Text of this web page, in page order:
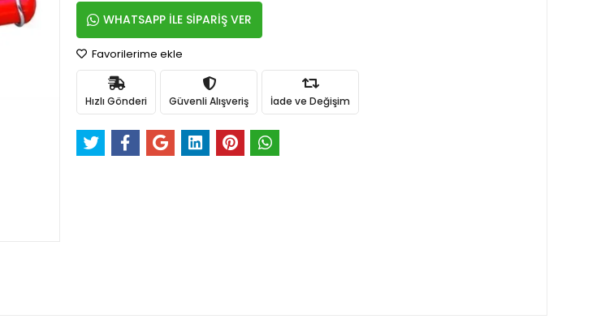
WHATSAPP İLE SİPARİŞ VER
Favorilerime ekle
Hızlı Gönderi Güvenli Alışveriş İade ve Değişim